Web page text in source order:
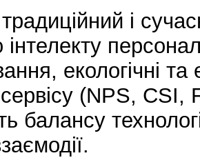
і
інтелекту
екологічні
сервісу (NPS,
балансу